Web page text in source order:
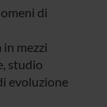
di
mezzi
studio
evoluzione